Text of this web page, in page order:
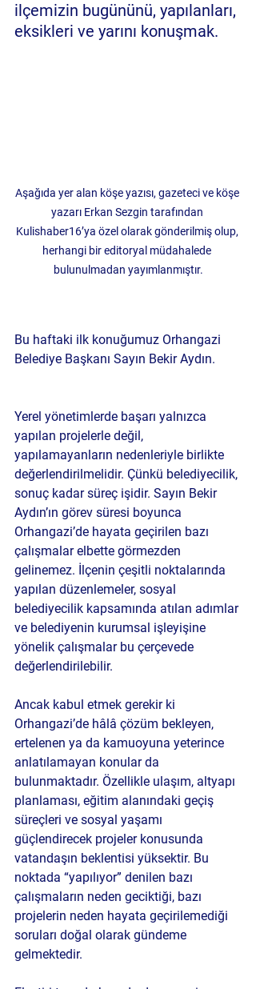
ilçemizin bugününü, yapılanları,
eksikleri ve yarını konuşmak.
Aşağıda yer alan köşe yazısı, gazeteci ve köşe
yazarı Erkan Sezgin tarafından
Kulishaber16’ya özel olarak gönderilmiş olup,
herhangi bir editoryal müdahalede
bulunulmadan yayımlanmıştır.
Bu haftaki ilk konuğumuz Orhangazi
Belediye Başkanı Sayın Bekir Aydın.
Yerel yönetimlerde başarı yalnızca
yapılan projelerle değil,
yapılamayanların nedenleriyle birlikte
değerlendirilmelidir. Çünkü belediyecilik,
sonuç kadar süreç işidir. Sayın Bekir
Aydın’ın görev süresi boyunca
Orhangazi’de hayata geçirilen bazı
çalışmalar elbette görmezden
gelinemez. İlçenin çeşitli noktalarında
yapılan düzenlemeler, sosyal
belediyecilik kapsamında atılan adımlar
ve belediyenin kurumsal işleyişine
yönelik çalışmalar bu çerçevede
değerlendirilebilir.
Ancak kabul etmek gerekir ki
Orhangazi’de hâlâ çözüm bekleyen,
ertelenen ya da kamuoyuna yeterince
anlatılamayan konular da
bulunmaktadır. Özellikle ulaşım, altyapı
planlaması, eğitim alanındaki geçiş
süreçleri ve sosyal yaşamı
güçlendirecek projeler konusunda
vatandaşın beklentisi yüksektir. Bu
noktada “yapılıyor” denilen bazı
çalışmaların neden geciktiği, bazı
projelerin neden hayata geçirilemediği
soruları doğal olarak gündeme
gelmektedir.